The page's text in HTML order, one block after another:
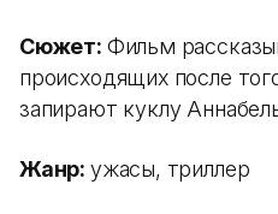
Сюжет: Фильм
происходящих после
запирают куклу
Жанр: ужасы, триллер